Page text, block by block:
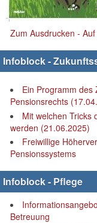
Zum Ausdrucken -
Infoblock -
Ein Programm des
Pensionsrechts
Mit welchen Tricks
werden (21.06.2025)
Freiwillige
Pensionssystems
Infoblock - Pflege
Betreuung